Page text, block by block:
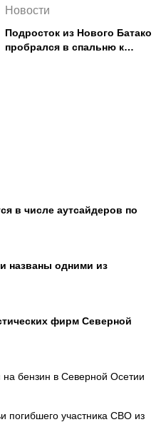
в числе аутсайдеров по
названы одними из
фирм Северной
на бензин в Северной Осетии
погибшего участника СВО из
Новости
Подросток из Нового Батако
пробрался в спальню к